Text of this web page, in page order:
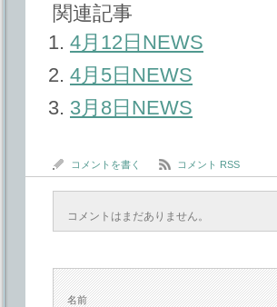
関連記事
4月12日NEWS
4月5日NEWS
3月8日NEWS
コメントを書く コメント RSS
コメントはまだありません。
名前